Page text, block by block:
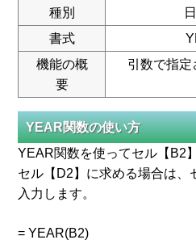
種別
書式
機能の概
要
引数で指定
YEAR関数の使い方
YEAR関数を使ってセル【B2
セル【D2】に求める場合は、
入力します。
= YEAR(B2)